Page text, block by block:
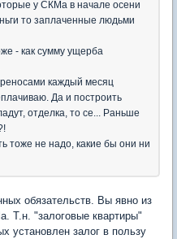
у СКМа в начале осени
то заплаченные людьми
- как сумму ущерба
каждый месяц
Да и построить
отделка, то се... Раньше
тоже не надо, какие бы они ни
обязательств. Вы явно из
Т.н. "залоговые квартиры"
установлен залог в пользу